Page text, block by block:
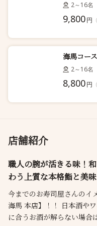
2～16名
9,800円
海馬コー
2～16名
8,800円
店舗紹介
職人の腕が活きる味！
わう上質な本格鮨と美
今までのお寿司屋さんのイ
海馬 本店】！！ 日本酒や
に合うお酒が解らない場合